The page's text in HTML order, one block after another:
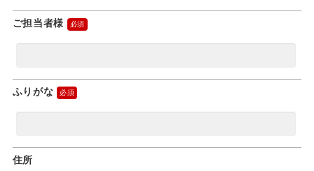
ご担当者様
ふりがな
住所